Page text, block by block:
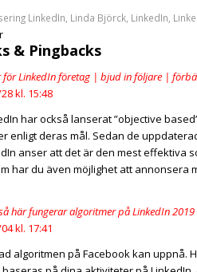
LinkedIn Linda Björck LinkedIn
& Pingbacks
för LinkedIn företag | bjud in följare |
kl. 15:48
har också lanserat ”objective
enligt deras mål. Sedan de
anser att det är den mest effektiva
har du även möjlighet att annonsera
här fungerar algoritmer på LinkedIn
kl. 17:41
algoritmen på Facebook kan uppnå.